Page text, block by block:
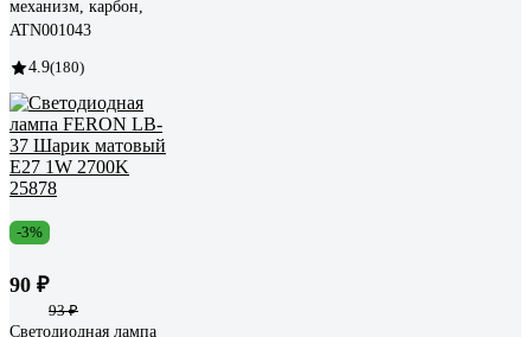
механизм, карбон,
ATN001043
4.9(180)
-3%
90 ₽
93 ₽
Светодиодная лампа